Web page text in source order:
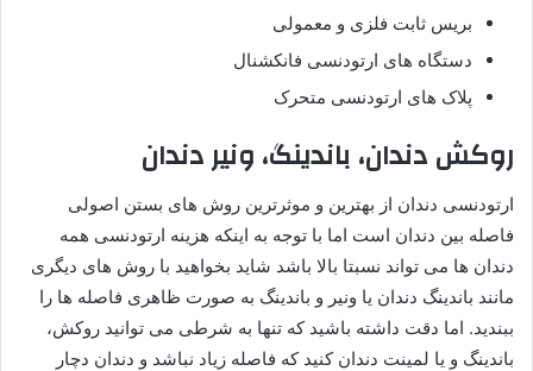
بریس ثابت فلزی و معمولی
دستگاه های ارتودنسی فانکشنال
پلاک های ارتودنسی متحرک
روکش دندان، باندینگ، ونیر دندان
ارتودنسی دندان از بهترین و موثرترین روش های بستن اصولی
فاصله بین دندان است اما با توجه به اینکه هزینه ارتودنسی همه
دندان ها می تواند نسبتا بالا باشد شاید بخواهید با روش های دیگری
مانند باندینگ دندان یا ونیر و باندینگ به صورت ظاهری فاصله ها را
ببندید. اما دقت داشته باشید که تنها به شرطی می توانید روکش،
باندینگ و یا لمینت دندان کنید که فاصله زیاد نباشد و دندان دچار